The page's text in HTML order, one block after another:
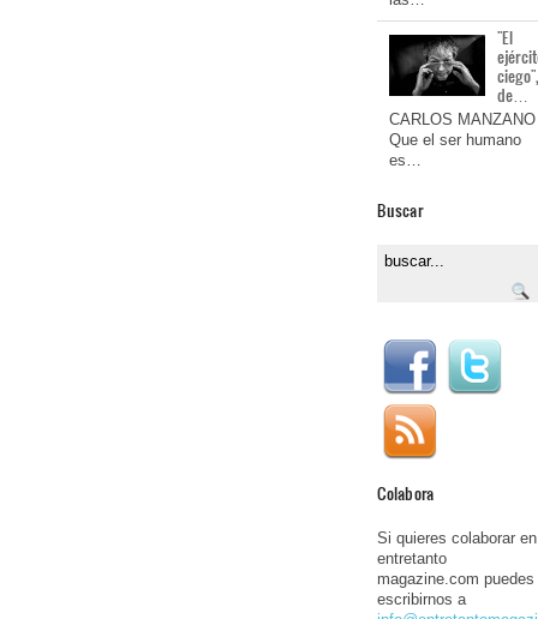
"El
de…
CARLOS MANZANO
Que el ser humano
es…
Buscar
Colabora
Si quieres colaborar en
entretanto
magazine.com puedes
escribirnos a